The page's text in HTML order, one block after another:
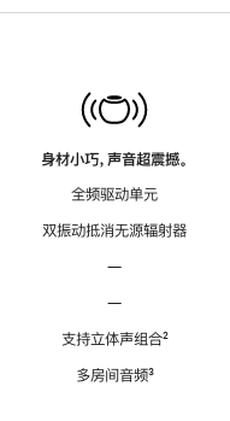
身材小巧，声音超震撼。
全频驱动单元
双振动抵消无源辐射器
—
—
支持立体声组合脚
²
多房间音频脚
³